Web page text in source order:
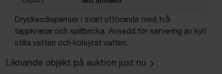
Dryckesdispenser i svart utförande med två
tappkranar och spillbricka. Avsedd för servering av kylt
stilla vatten och kolsyrat vatten.
Liknande objekt på auktion just nu